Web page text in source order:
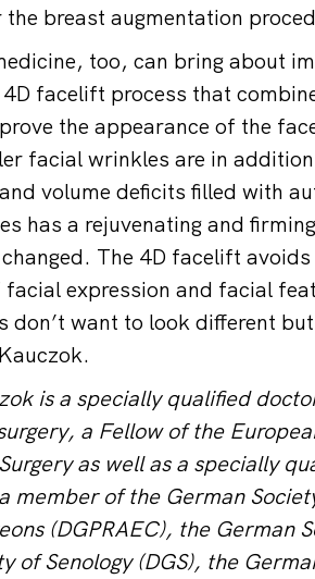
breast augmentation
too, can bring about
4D facelift process that
the appearance of the
facial wrinkles are in
volume deficits filled with
has a rejuvenating and
The 4D facelift
facial expression and facial
don’t want to look different
is a specially qualified
a Fellow of the
as well as a specially
member of the German
(DGPRAEC), the German
of Senology (DGS), the